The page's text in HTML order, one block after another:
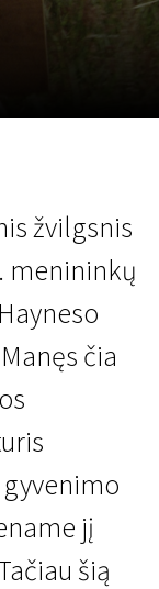
žvilgsnis
menininkų
čia
jį
šią